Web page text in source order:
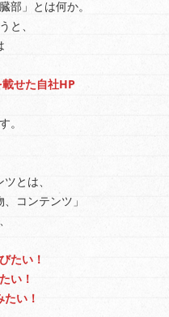
部」とは何か。
と、
せた自社HP
。
とは、
コンテンツ」
たい！
い！
い！